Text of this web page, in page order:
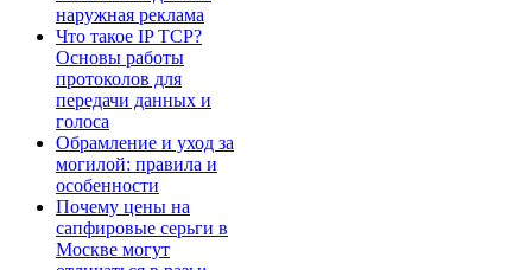
наружная реклама
Что такое IP TCP?
Основы работы
протоколов для
передачи данных и
голоса
Обрамление и уход за
могилой: правила и
особенности
Почему цены на
сапфировые серьги в
Москве могут